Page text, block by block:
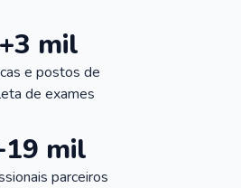
+3 mil
e postos de
de exames
mil
parceiros